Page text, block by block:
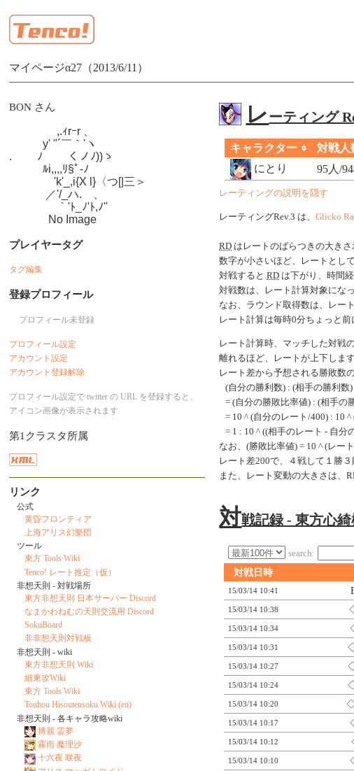
マイページα27（2013/6/11）
レーティング
キャラクター 対戦人
にとり 95人/
レーティングの説明を隠す
レーティングRev.3 は、Glicko
RD はレートのばらつきの大きさ
数字が小さいほど、レートとし
対戦するとRD は下がり、時間
対戦数は、レート計算対象にな
なお、ラウンド取得数は、レー
レート計算は毎時0分ちょっと前
レート計算時、マッチした対戦
離れるほど、レートが上下します
レート差から予想される勝敗数
(自分の勝利数) : (相手の勝利数)
= (自分の勝敗比率値) : (相手の
= 10 ^ (自分のレート/400) : 10
= 1 : 10 ^ ((相手のレート - 自分
なお、(勝敗比率値) = 10 ^ (レー
レート差200で、４戦して１勝
また、レート変動の大きさは、
対戦記録 - 東方心
search:
対戦日時
15/03/14 10:41
15/03/14 10:38
15/03/14 10:34
15/03/14 10:31
15/03/14 10:27
15/03/14 10:24
15/03/14 10:20
15/03/14 10:17
15/03/14 10:12
15/03/14 10:10
BON さん
,.ｨrｰr 、
y' "´￣｀'ヽ
.　　 ﾉ　　 くノﾉ))ゝ
ﾙi,,,,ﾘ§ﾟ-ﾉ
'k'_,i{X l}〈つ[|三＞
／'/_ハ.ゝ、
｀'ﾄ_ﾉ'ﾄ,ﾉ"
No Image
プレイヤータグ
タグ編集
登録プロフィール
プロフィール未登録
プロフィール設定
アカウント設定
アカウント登録解除
プロフィール設定で twitter の URL を登録すると、
アイコン画像が表示されます
第1クラスタ所属
リンク
公式
黄昏フロンティア
上海アリス幻樂団
ツール
東方 Tools Wiki
Tenco! レート推定（仮）
非想天則 - 対戦場所
東方非想天則 日本サーバー Discord
なまかわねむの天則交流用 Discord
SokuBoard
非非想天則対戦板
非想天則 - wiki
東方非想天則 Wiki
細東攻Wiki
東方 Tools Wiki
Touhou Hisoutensoku Wiki (en)
非想天則 - 各キャラ攻略wiki
博麗 霊夢
霧雨 魔理沙
十六夜 咲夜